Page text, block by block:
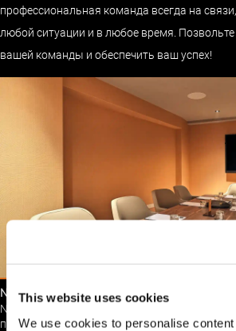
This website uses cookies
We use cookies to personalise
профессиональная команда всегда на
любой ситуации и в любое время.
вашей команды и обеспечить ваш успех!
NYX HOTEL LIMASSOL
NYX Hotel Limassol – это абсолютно новый
предлагающий все, что вам нужно как для